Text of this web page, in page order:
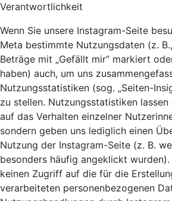
Verantwortlichkeit
Wenn Sie unsere Instagram-Seite
Meta bestimmte Nutzungsdaten (z.
Beträge mit „Gefällt mir” markiert
haben) auch, um uns
Nutzungsstatistiken (sog. „Seiten-
zu stellen. Nutzungsstatistiken lassen
auf das Verhalten einzelner
sondern geben uns lediglich einen
Nutzung der Instagram-Seite (z. B.
besonders häufig angeklickt
keinen Zugriff auf die für die
verarbeiteten personenbezogenen